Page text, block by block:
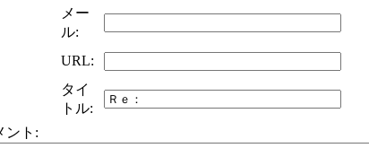
メー
ル:
URL:
タイ
トル:
ント: